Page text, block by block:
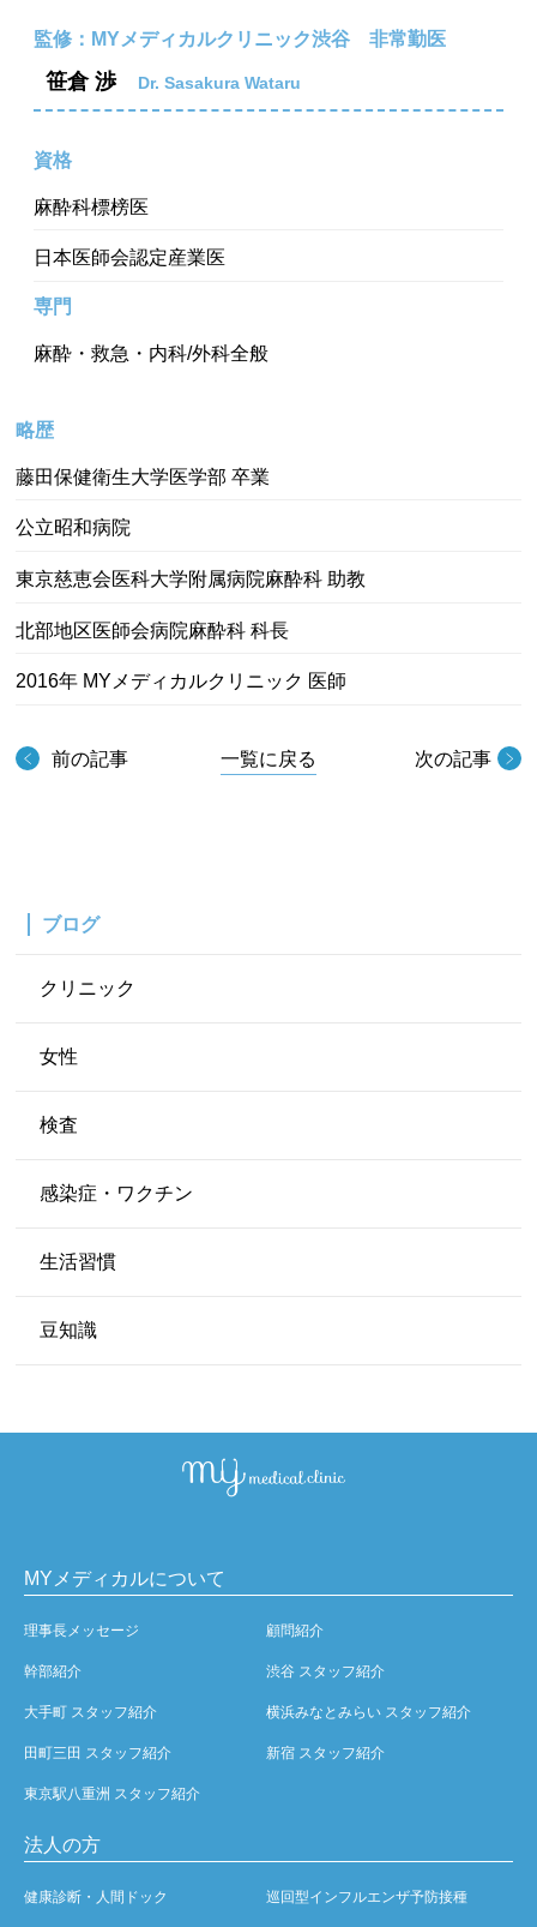
監修：MYメディカルクリニック渋谷 非常勤医
笹倉 渉 Dr. Sasakura Wataru
資格
麻酔科標榜医
日本医師会認定産業医
専門
麻酔・救急・内科/外科全般
略歴
藤田保健衛生大学医学部 卒業
公立昭和病院
東京慈恵会医科大学附属病院麻酔科 助教
北部地区医師会病院麻酔科 科長
2016年 MYメディカルクリニック 医師
前の記事 一覧に戻る 次の記事
ブログ
クリニック
女性
検査
感染症・ワクチン
生活習慣
豆知識
MYメディカルについて
理事長メッセージ 顧問紹介
幹部紹介 渋谷 スタッフ紹介
大手町 スタッフ紹介 横浜みなとみらい スタッフ紹介
田町三田 スタッフ紹介 新宿 スタッフ紹介
東京駅八重洲 スタッフ紹介
法人の方
健康診断・人間ドック 巡回型インフルエンザ予防接種